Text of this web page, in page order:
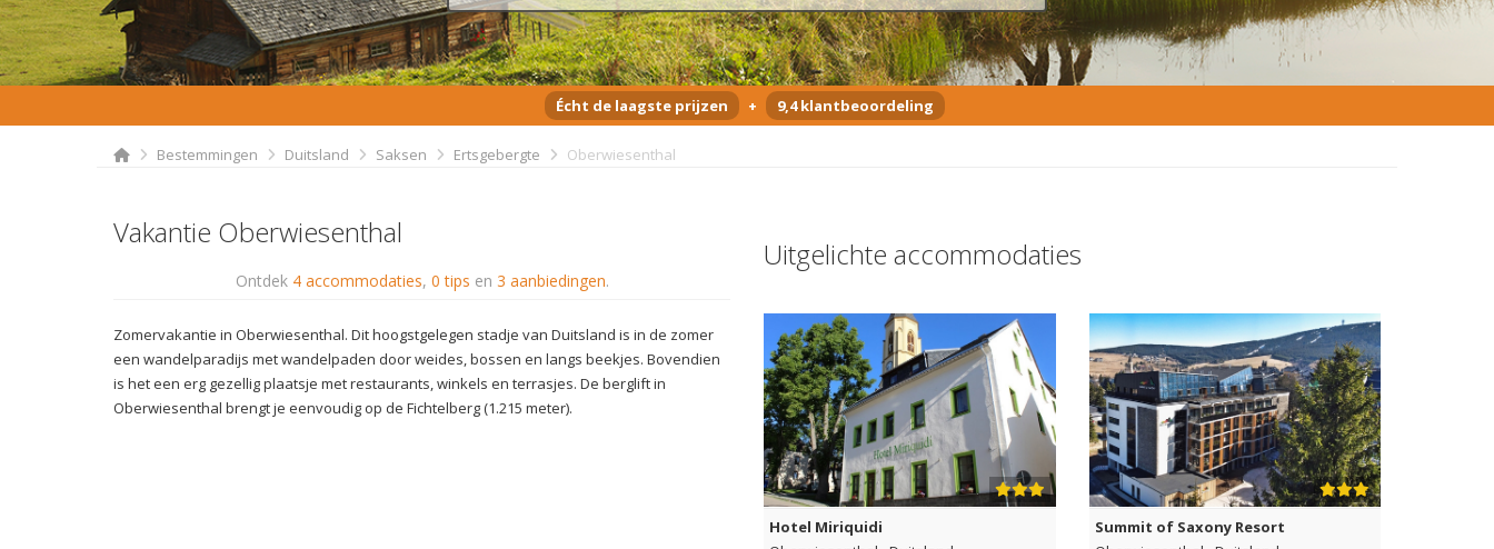
Écht de laagste prijzen + 9,4 klantbeoordeling
Bestemmingen Duitsland Saksen Ertsgebergte Oberwiesenthal
Vakantie Oberwiesenthal
Ontdek 4 accommodaties, 0 tips en 3 aanbiedingen.
Zomervakantie in Oberwiesenthal. Dit hoogstgelegen stadje van Duitsland is in de zomer
een wandelparadijs met wandelpaden door weides, bossen en langs beekjes. Bovendien
is het een erg gezellig plaatsje met restaurants, winkels en terrasjes. De berglift in
Oberwiesenthal brengt je eenvoudig op de Fichtelberg (1.215 meter).
Uitgelichte accommodaties
Hotel Miriquidi
Summit of Saxony Resort